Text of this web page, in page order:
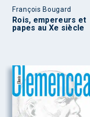
François Bougard
Rois, empereurs et
papes au Xe siècle